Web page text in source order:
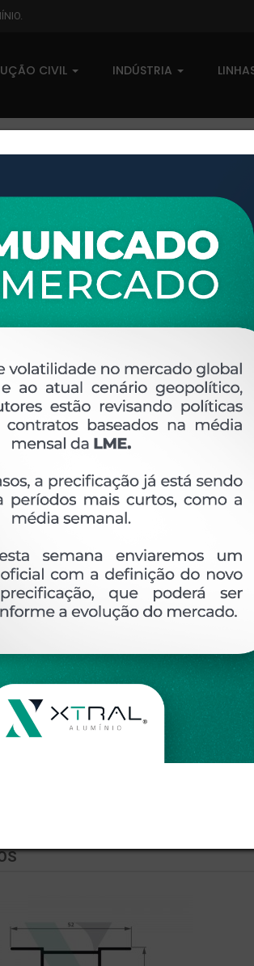
CIVIL INDÚSTRIA
XTL-581 - (XS-050) - PESO
0 comentários
Disponível sob consulta
Taxas R$ 0,00
Disponibilidade:
Em estoque
OVERVIEW
Perfil extrudado de alumínio para LINHA XTRAL
Ver perfis relacionados
Etiquetas: 581- PESO LINEAR - 0 921 KG/M SU-
COMENTÁRIOS (0)